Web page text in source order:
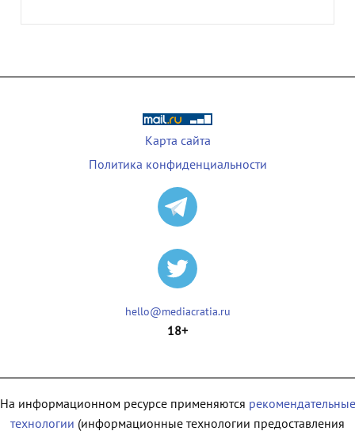
Карта сайта
Политика конфиденциальности
hello@mediacratia.ru
18+
На информационном ресурсе применяются рекомендательные
технологии (информационные технологии предоставления